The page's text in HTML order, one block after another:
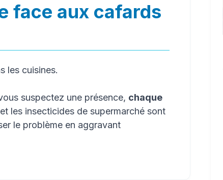
face aux cafards
les cuisines.
suspectez une présence, chaque
les insecticides de supermarché sont
le problème en aggravant